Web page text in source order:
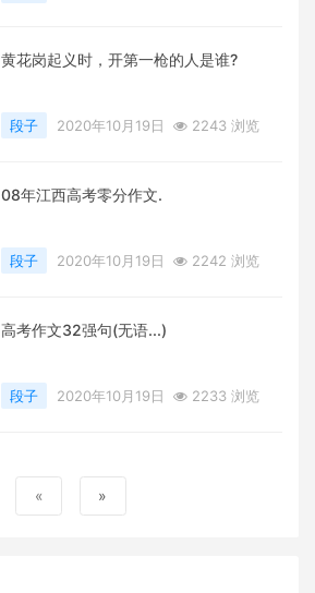
黄花岗起义时，开第一枪的人是谁?
段子 2020年10月19日 2243 浏览
08年江西高考零分作文.
段子 2020年10月19日 2242 浏览
高考作文32强句(无语...)
段子 2020年10月19日 2233 浏览
« »